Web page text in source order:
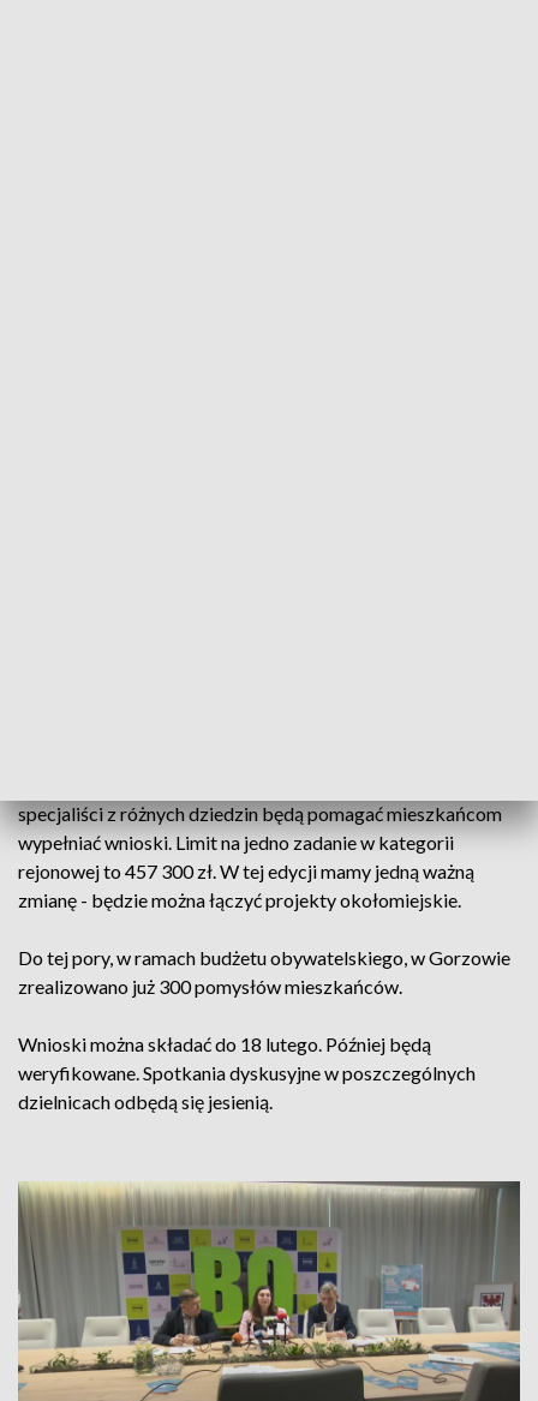
specjaliści z różnych dziedzin będą pomagać mieszkańcom
wypełniać wnioski. Limit na jedno zadanie w kategorii
rejonowej to 457 300 zł. W tej edycji mamy jedną ważną
zmianę - będzie można łączyć projekty okołomiejskie.
Do tej pory, w ramach budżetu obywatelskiego, w Gorzowie
zrealizowano już 300 pomysłów mieszkańców.
Wnioski można składać do 18 lutego. Później będą
weryfikowane. Spotkania dyskusyjne w poszczególnych
dzielnicach odbędą się jesienią.